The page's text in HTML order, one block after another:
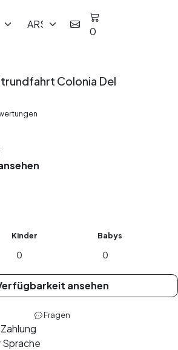
0
Colonia Del
Kinder Babys
ansehen
Fragen
Sprache